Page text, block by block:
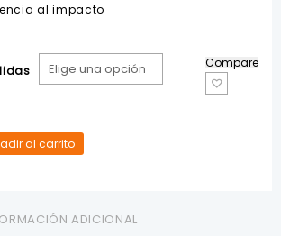
al impacto
al carrito
Compare
ADICIONAL